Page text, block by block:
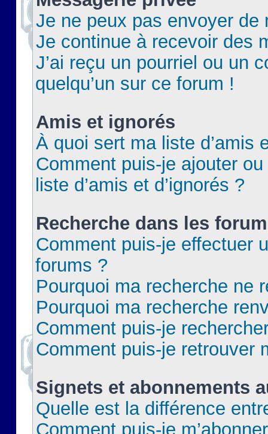
Je ne peux pas envoyer de
Je continue à recevoir des
J’ai reçu un pourriel ou un
quelqu’un sur ce forum !
Amis et ignorés
À quoi sert ma liste d’amis
Comment puis-je ajouter
liste d’amis et d’ignorés ?
Recherche dans les
Comment puis-je effectuer
forums ?
Pourquoi ma recherche ne
Pourquoi ma recherche
Comment puis-je
Comment puis-je retrouver
Signets et abonnements
Quelle est la différence
Comment puis-je